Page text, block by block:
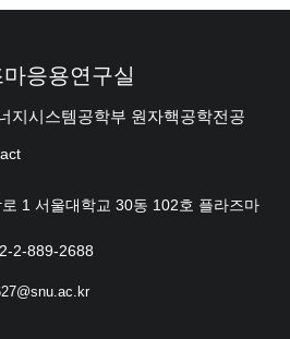
응용연구실
지시스템공학부 원자핵공학전공
1 서울대학교 30동 102호 플라즈마
2-889-2688